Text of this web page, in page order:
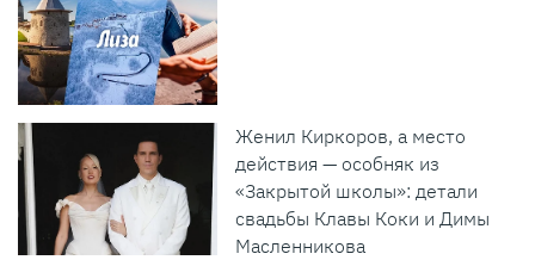
Женил Киркоров, а место
действия — особняк из
«Закрытой школы»: детали
свадьбы Клавы Коки и Димы
Масленникова